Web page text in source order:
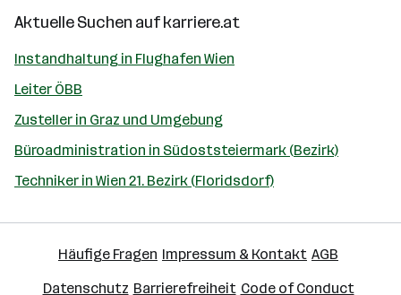
Aktuelle Suchen aufkarriere.at
Instandhaltung in Flughafen Wien
Leiter ÖBB
Zusteller in Graz und Umgebung
Büroadministration in Südoststeiermark (Bezirk)
Techniker in Wien 21. Bezirk (Floridsdorf)
Häufige Fragen Impressum & Kontakt AGB
Datenschutz Barrierefreiheit Code of Conduct